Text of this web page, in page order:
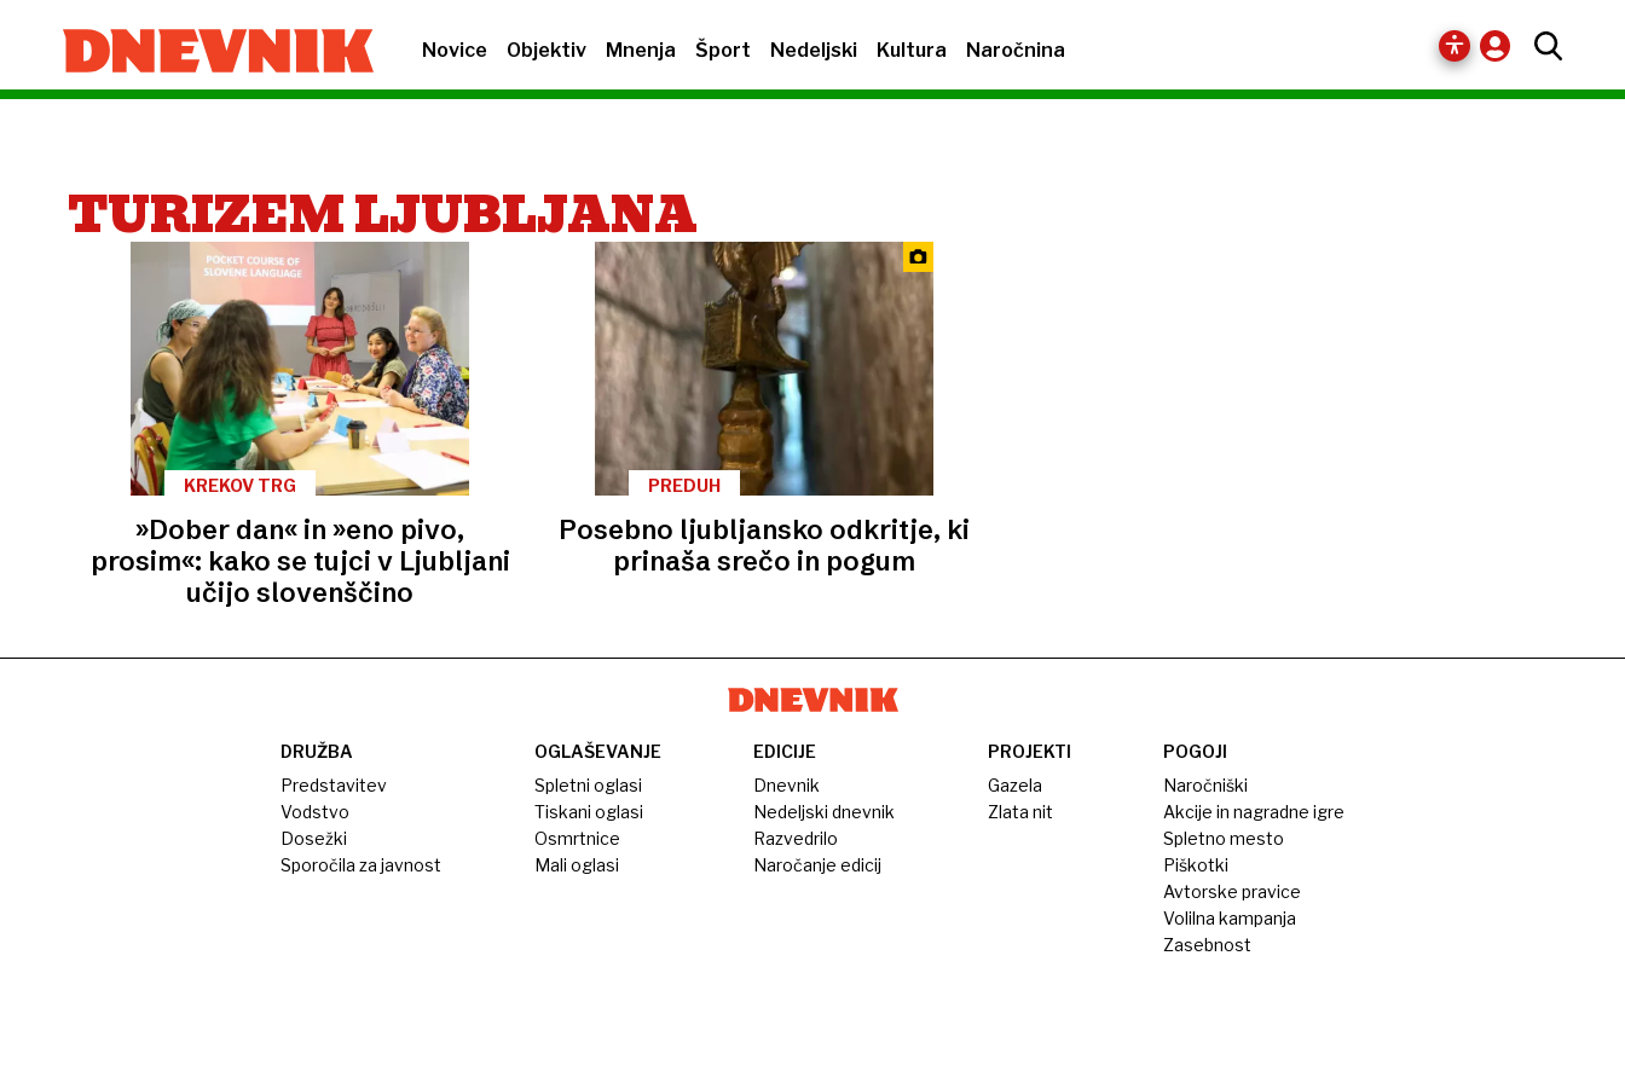
Novice Objektiv Mnenja Šport Nedeljski Kultura Naročnina
TURIZEM LJUBLJANA
KREKOV TRG
»Dober dan« in »eno pivo,
prosim«: kako se tujci v Ljubljani
učijo slovenščino
PREDUH
Posebno ljubljansko odkritje, ki
prinaša srečo in pogum
DRUŽBA
Predstavitev
Vodstvo
Dosežki
Sporočila za javnost
OGLAŠEVANJE
Spletni oglasi
Tiskani oglasi
Osmrtnice
Mali oglasi
EDICIJE
Dnevnik
Nedeljski dnevnik
Razvedrilo
Naročanje edicij
PROJEKTI
Gazela
Zlata nit
POGOJI
Naročniški
Akcije in nagradne igre
Spletno mesto
Piškotki
Avtorske pravice
Volilna kampanja
Zasebnost